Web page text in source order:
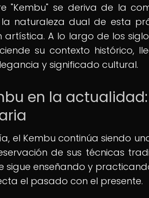
"Kembu" se deriva de la
naturaleza dual de esta
artística. A lo largo de los
su contexto histórico,
y significado cultural.
en la
el Kembu continúa siendo
de sus técnicas
sigue enseñando y
el pasado con el presente.